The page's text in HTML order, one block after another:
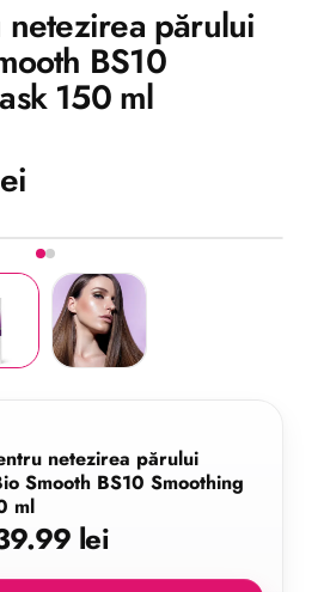
netezirea părului
BS10
150 ml
Imaginea 1 din 2
netezirea părului
Smooth BS10 Smoothing
ml
lei